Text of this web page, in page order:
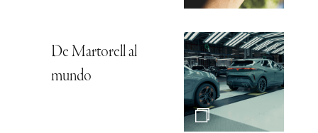
De Martorell al
mundo